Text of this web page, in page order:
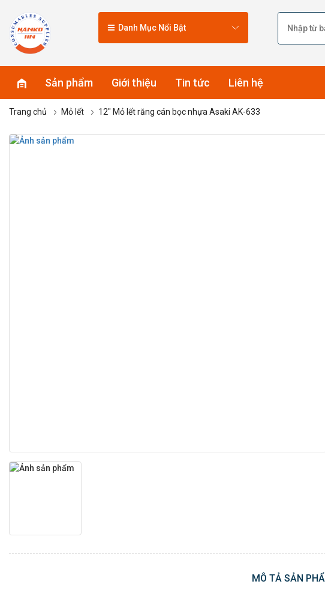
Danh Mục Nổi Bật
Sản phẩm Giới thiệu Tin tức Liên hệ
Trang chủ Mỏ lết 12″ Mỏ lết răng cán bọc nhựa Asaki AK-633
MÔ TẢ SẢN